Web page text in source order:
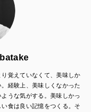
覚えていなくて、美味しか
経験上、美味しくなかった
うな気がする。美味しかっ
食は良い記憶をつくる。そ